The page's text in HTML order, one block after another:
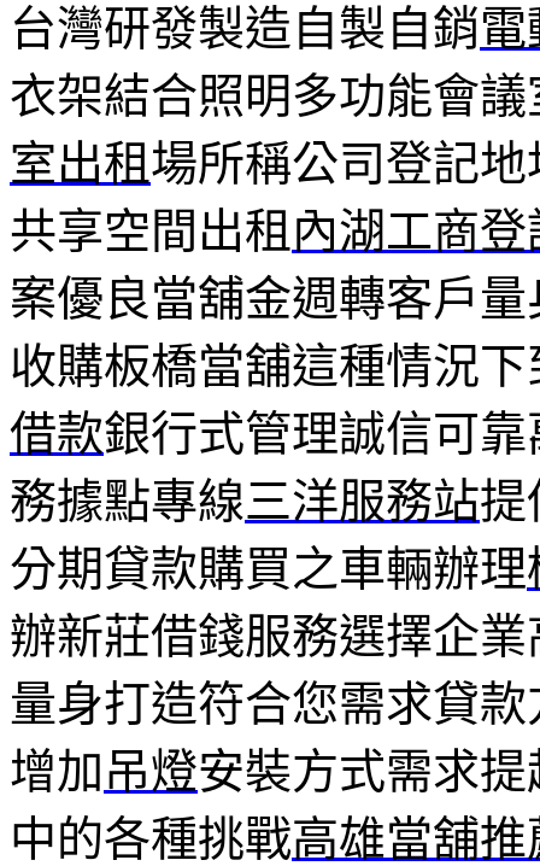
台灣研發製造自製自銷
衣架結合照明多功能會
室出租 場所稱公司登記
共享空間出租 內湖工商登
案優良當舖金週轉客戶量
收購板橋當舖這種情況
借款銀行式管理誠信可
務據點專線三洋服務站提
分期貸款購買之車輛辦理
辦新莊借錢服務選擇企
量身打造符合您需求貸
增加吊燈安裝方式需求
中的各種挑戰高雄當舖推